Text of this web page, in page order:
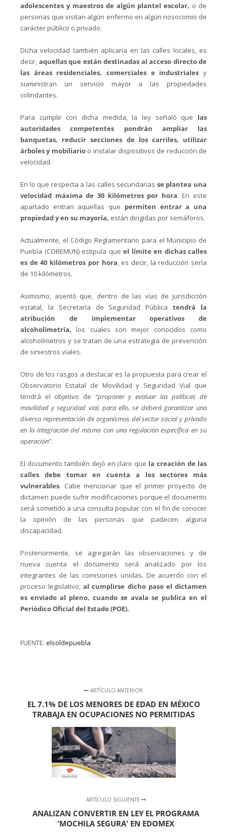
adolescentes y maestros de algún plantel escolar, o de
personas que visitan algún enfermo en algún nosocomio de
carácter público o privado.
Dicha velocidad también aplicaría en las calles locales, es
decir, aquellas que están destinadas al acceso directo de
las áreas residenciales, comerciales e industriales y
suministran un servicio mayor a las propiedades
colindantes.
Para cumplir con dicha medida, la ley señaló que las
autoridades competentes pondrán ampliar las
banquetas, reducir secciones de los carriles, utilizar
árboles y mobiliarioo instalar dispositivos de reducción de
velocidad.
En lo que respecta a las calles secundarias se plantea una
velocidad máxima de 30 kilómetros por hora. En este
apartado entran aquellas que permiten entrar a una
propiedad y en su mayoría, están dirigidas por semáforos.
Actualmente, el Código Reglamentario para el Municipio de
Puebla (COREMUN) estipula que el límite en dichas calles
es de 40 kilómetros por hora, es decir, la reducción sería
de 10 kilómetros.
Asimismo, asentó que, dentro de las vías de jurisdicción
estatal, la Secretaría de Seguridad Pública tendrá la
atribución de implementar operativos de
alcoholimetría, los cuales son mejor conocidos como
alcoholímetros y se tratan de una estrategia de prevención
de siniestros viales.
Otro de los rasgos a destacar es la propuesta para crear el
Observatorio Estatal de Movilidad y Seguridad Vial que
tendrá el objetivo de “proponer y evaluar las políticas de
movilidad y seguridad vial, para ello, se deberá garantizar una
diversa representación de organismos del sector social y privado
en la integración del mismo con una regulación específica en su
operación”.
El documento también dejó en claro que la creación de las
calles debe tomar en cuenta a los sectores más
vulnerables. Cabe mencionar que el primer proyecto de
dictamen puede sufrir modificaciones porque el documento
será sometido a una consulta popular con el fin de conocer
la opinión de las personas que padecen alguna
discapacidad.
Posteriormente, se agregarán las observaciones y de
nueva cuenta el documento será analizado por los
integrantes de las comisiones unidas. De acuerdo con el
proceso legislativo, al cumplirse dicho paso el dictamen
es enviado al pleno, cuando se avala se publica en el
Periódico Oficial del Estado (POE).
FUENTE: elsoldepuebla
ARTÍCULO ANTERIOR
EL 7.1% DE LOS MENORES DE EDAD EN MÉXICO
TRABAJA EN OCUPACIONES NO PERMITIDAS
ARTÍCULO SIGUIENTE
ANALIZAN CONVERTIR EN LEY EL PROGRAMA
'MOCHILA SEGURA' EN EDOMEX